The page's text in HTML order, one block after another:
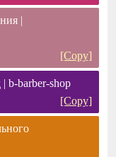
|
[Copy]
b-barber-shop
[Copy]